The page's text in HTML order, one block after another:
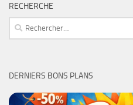
RECHERCHE
Rechercher :
DERNIERS BONS PLANS